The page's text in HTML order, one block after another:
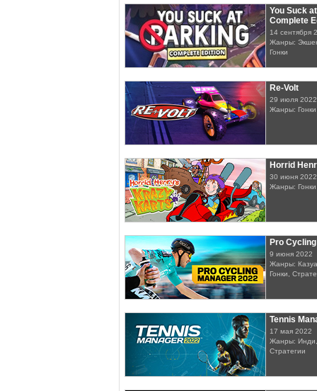
You Suck
Complete
14 сентября
Жанры:
Гонки
Re-Volt
29 июля 2022
Жанры: Гонки
Horrid
30 июня 2022
Жанры: Гонки
Pro
9 июня 2022
Жанры:
Гонки,
Tennis
17 мая 2022
Жанры: Инди,
Стратегии